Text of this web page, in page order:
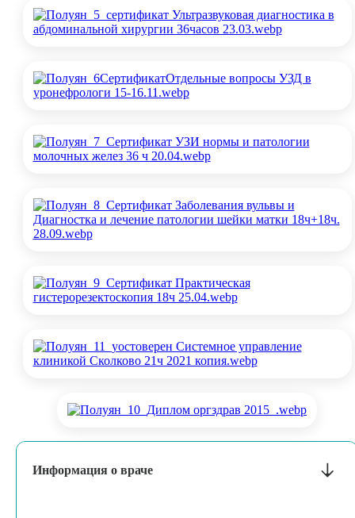
Информация о враче